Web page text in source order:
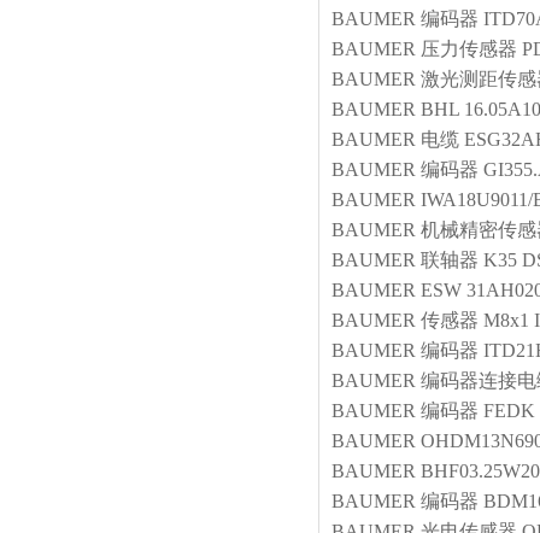
BAUMER 编码器
BAUMER 压力传感器
BAUMER 激光测距传感
BAUMER BHL
BAUMER 电缆
BAUMER 编码器
BAUMER IWA18U9011/
BAUMER 机械精密传感
BAUMER 联轴器 K35
BAUMER ESW
BAUMER 传感器 M8x1
BAUMER 编码器
BAUMER 编码器连接电
BAUMER 编码器 FEDK
BAUMER
BAUMER
BAUMER 编码器